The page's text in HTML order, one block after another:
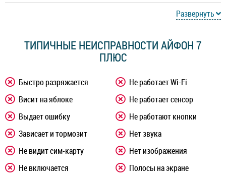
Развернуть
ТИПИЧНЫЕ НЕИСПРАВНОСТИ АЙФОН 7
ПЛЮС
Быстро разряжается
Висит на яблоке
Выдает ошибку
Зависает и тормозит
Не видит сим-карту
Не включается
Не работает Wi-Fi
Не работает сенсор
Не работают кнопки
Нет звука
Нет изображения
Полосы на экране